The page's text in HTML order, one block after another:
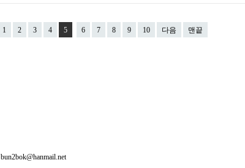
1 2 3 4 5 6 7 8 9 10 다음 맨끝
bun2bok@hanmail.net